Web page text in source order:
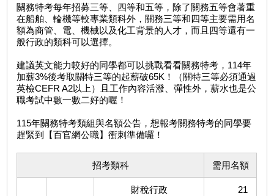
關務特考每年招募三等、四等和五等，除了關務五等會著重
在船舶、輪機等較專業類科外，關務三等和四等主要需用名
額為商管、電、機械以及化工背景的人才，而且四等還有一
般行政的類科可以選擇。
建議英文能力較好的同學都可以挑戰看看關務特考，114年
加薪3%後考取關特三等的起薪破65K！（關特三等必須通過
英檢CEFR A2以上）且工作內容活潑、彈性外，薪水也是公
職考試中數一數二好的喔！
115年關務特考類組與名額公告，想報考關務特考的同學要
趕緊到【百官網公職】衝刺準備囉！
招考類科 需用名額
財稅行政 21